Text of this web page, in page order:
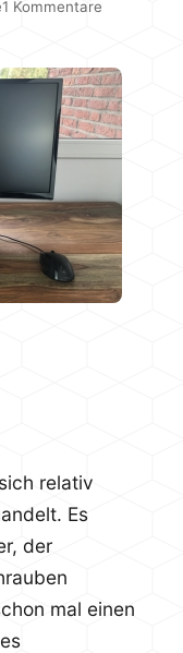
1 Kommentare
relativ
Es
der
mal einen